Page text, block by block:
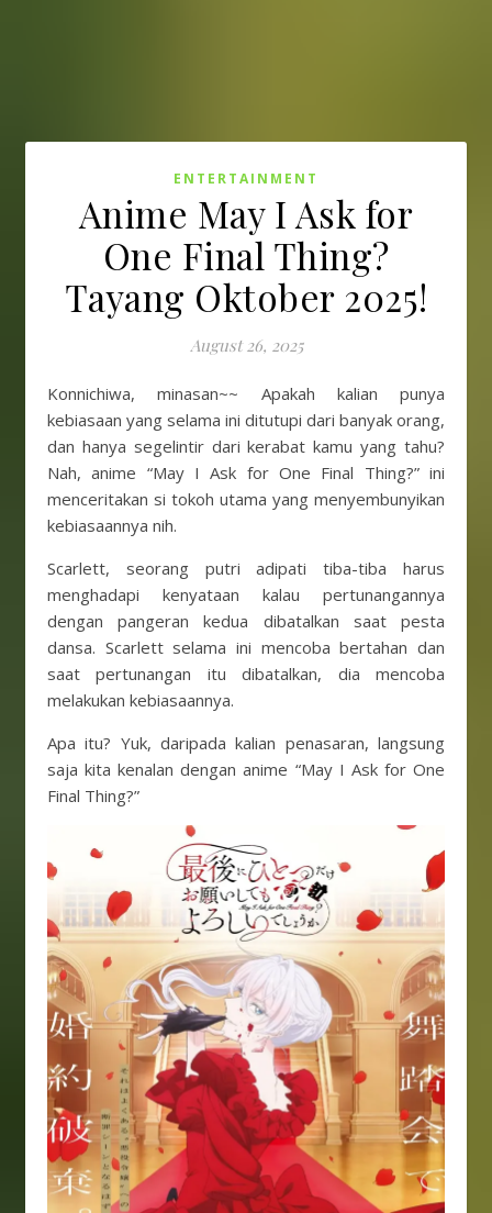
ENTERTAINMENT
Anime May I Ask for
One Final Thing?
Tayang Oktober 2025!
August 26, 2025
Konnichiwa, minasan~~ Apakah kalian punya
kebiasaan yang selama ini ditutupi dari banyak orang,
dan hanya segelintir dari kerabat kamu yang tahu?
Nah, anime “May I Ask for One Final Thing?” ini
menceritakan si tokoh utama yang menyembunyikan
kebiasaannya nih.
Scarlett, seorang putri adipati tiba-tiba harus
menghadapi kenyataan kalau pertunangannya
dengan pangeran kedua dibatalkan saat pesta
dansa. Scarlett selama ini mencoba bertahan dan
saat pertunangan itu dibatalkan, dia mencoba
melakukan kebiasaannya.
Apa itu? Yuk, daripada kalian penasaran, langsung
saja kita kenalan dengan anime “May I Ask for One
Final Thing?”